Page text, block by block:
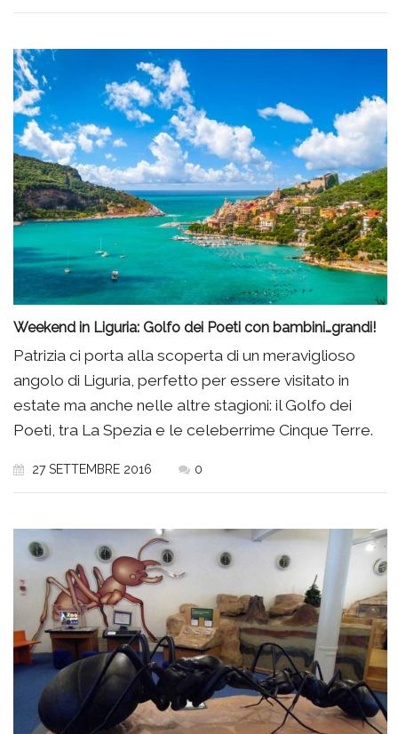
Weekend in Liguria: Golfo dei Poeti con bambini…grandi!
Patrizia ci porta alla scoperta di un meraviglioso
angolo di Liguria, perfetto per essere visitato in
estate ma anche nelle altre stagioni: il Golfo dei
Poeti, tra La Spezia e le celeberrime Cinque Terre.
27 SETTEMBRE 2016 0